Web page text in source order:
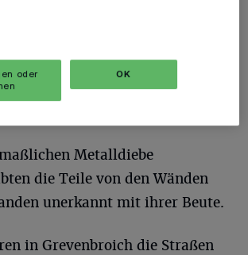
Uhr
Metalldiebe
die Teile von den Wänden
unerkannt mit ihrer Beute.
in Grevenbroich die Straßen
oder
OK